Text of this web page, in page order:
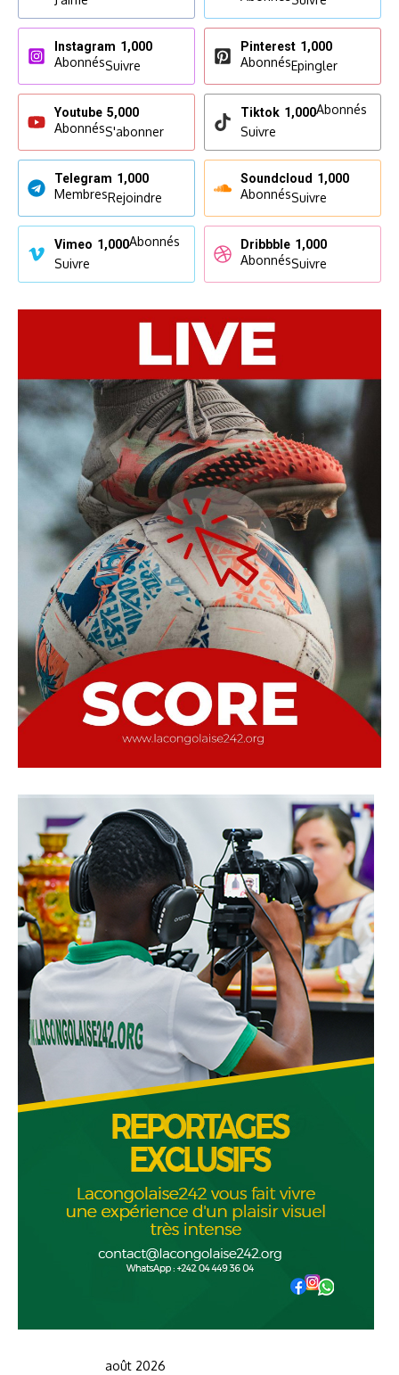
Instagram 1,000
AbonnésSuivre
Pinterest 1,000
AbonnésEpingler
Youtube 5,000
AbonnésS'abonner
Tiktok 1,000Abonnés
Suivre
Telegram 1,000
MembresRejoindre
Soundcloud 1,000
AbonnésSuivre
Vimeo 1,000Abonnés
Suivre
Dribbble 1,000
AbonnésSuivre
août 2026